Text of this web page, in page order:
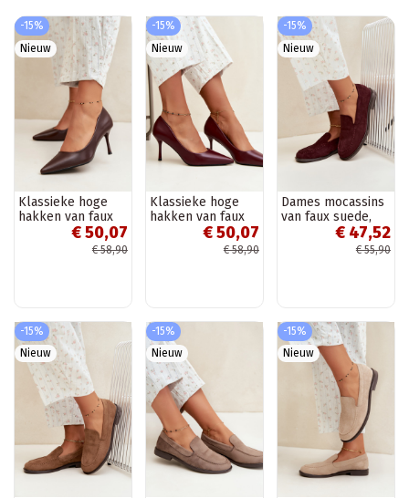
-15%
Nieuw
Klassieke hoge
hakken van faux
leer, chocolade
€ 50,07
€ 58,90
-15%
Nieuw
Klassieke hoge
hakken van faux
leer, bordeaux
€ 50,07
€ 58,90
-15%
Nieuw
Dames mocassins
van faux suede,
bordeaux Laisie
€ 47,52
€ 55,90
-15%
Nieuw
-15%
Nieuw
-15%
Nieuw